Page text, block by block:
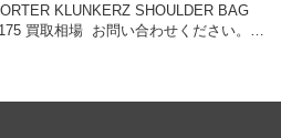
KLUNKERZ SHOULDER BAG
買取相場 お問い合わせください。